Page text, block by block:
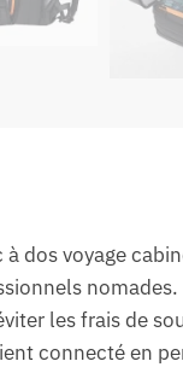
à dos voyage
les frais de
connecté en